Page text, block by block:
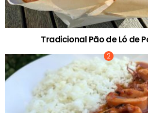
Tradicional Pão de Ló de